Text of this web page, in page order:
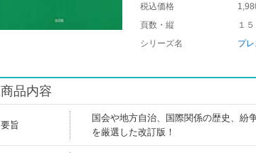
税込価格
頁数・縦
１
シリーズ名
プ
商品内容
要旨
国会や地方自治、国際関係の歴史、紛
を厳選した改訂版！